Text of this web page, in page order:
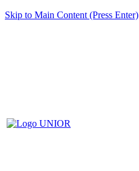
Skip to Main Content (Press Enter)